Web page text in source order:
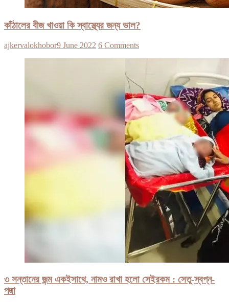
কাঁঠালের বীজ খাওয়া কি স্বাস্থ্যের জন্য ভাল?
ajkervalokhobor9 June 2022 6 Comments
৩ সন্তানের জন্ম একইসাথে, নামও রাখা হলো সেইরকম : সেতু-স্বপ্ন-
পদ্মা